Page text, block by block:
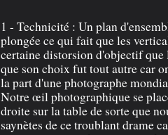
1 - Technicité : Un plan
plongée ce qui fait que les
certaine distorsion d'objectif
que son choix fut tout autre car
la part d'une photographe
Notre œil photographique se
droite sur la table de sorte que
saynètes de ce troublant drame